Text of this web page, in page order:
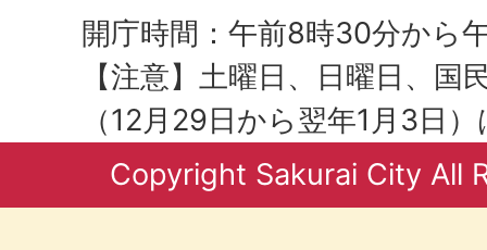
開庁時間：午前8時30分から
【注意】土曜日、日曜日、国
（12月29日から翌年1月3日
Copyright Sakurai City All